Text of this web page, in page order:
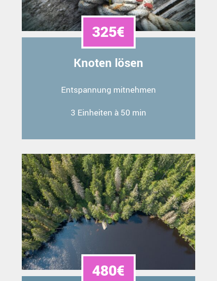
325€
Knoten lösen
Entspannung mitnehmen
3 Einheiten à 50 min
480€